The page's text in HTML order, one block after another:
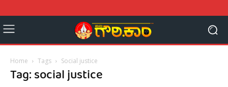
Home Tags Social justice
Tag: social justice